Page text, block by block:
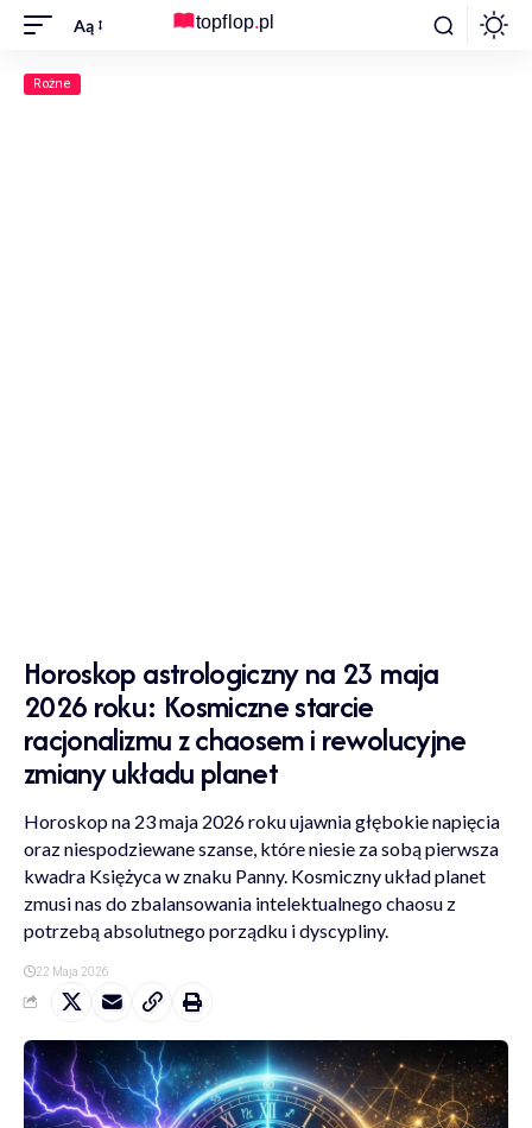
Aą
Rożne
Horoskop astrologiczny na 23 maja
2026 roku: Kosmiczne starcie
racjonalizmu z chaosem i rewolucyjne
zmiany układu planet
Horoskop na 23 maja 2026 roku ujawnia głębokie napięcia
oraz niespodziewane szanse, które niesie za sobą pierwsza
kwadra Księżyca w znaku Panny. Kosmiczny układ planet
zmusi nas do zbalansowania intelektualnego chaosu z
potrzebą absolutnego porządku i dyscypliny.
22 Maja 2026